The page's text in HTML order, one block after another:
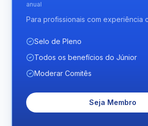
anual
Para profissionais com experiência
Selo de Pleno
Todos os benefícios do Júnior
Moderar Comitês
Seja Membro